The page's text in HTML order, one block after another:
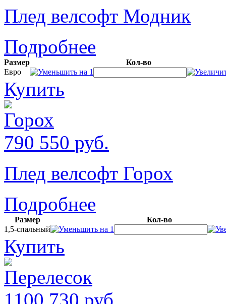
Плед велсофт Модник
Подробнее
Размер
Кол-во
Евро
Купить
790 550 руб.
Плед велсофт Горох
Подробнее
Размер
Кол-во
1,5-спальный
Купить
1100 730 руб.